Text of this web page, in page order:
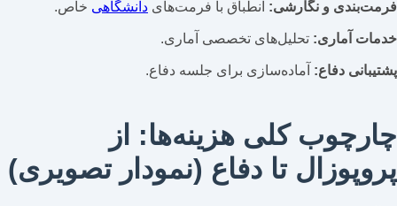
فرمت‌بندی و نگارشی: انطباق با فرمت‌های دانشگاهی خاص.
خدمات آماری: تحلیل‌های تخصصی آماری.
پشتیبانی دفاع: آماده‌سازی برای جلسه دفاع.
چارچوب کلی هزینه‌ها: از
پروپوزال تا دفاع (نمودار تصویری)